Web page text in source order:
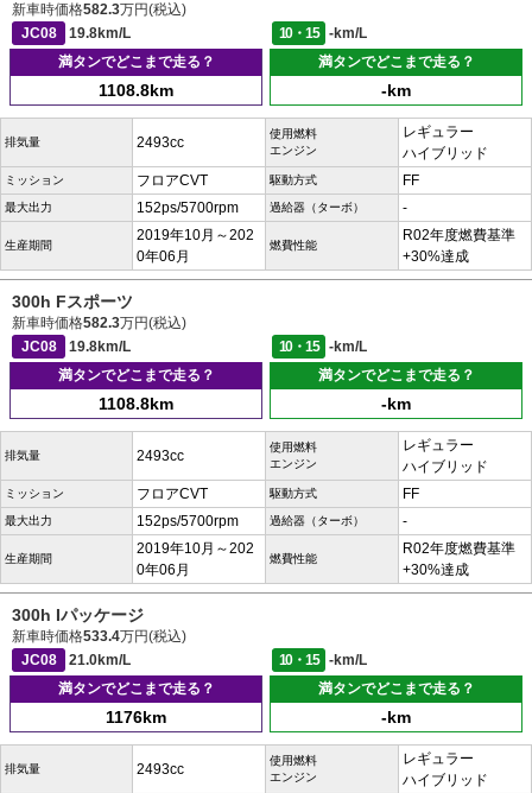
新車時価格582.3万円(税込)
JC08
19.8km/L 10・15
-km/L
満タンでどこまで走る？
1108.8km
満タンでどこまで走る？
-km
排気量 2493cc
使用燃料
エンジン
レギュラー
ハイブリッド
ミッション フロアCVT 駆動方式 FF
最大出力 152ps/5700rpm 過給器（ターボ） -
生産期間
2019年10月～202
0年06月
燃費性能
R02年度燃費基準
+30%達成
300h Fスポーツ
新車時価格582.3万円(税込)
JC08
19.8km/L 10・15
-km/L
満タンでどこまで走る？
1108.8km
満タンでどこまで走る？
-km
排気量 2493cc
使用燃料
エンジン
レギュラー
ハイブリッド
ミッション フロアCVT 駆動方式 FF
最大出力 152ps/5700rpm 過給器（ターボ） -
生産期間
2019年10月～202
0年06月
燃費性能
R02年度燃費基準
+30%達成
300h Iパッケージ
新車時価格533.4万円(税込)
JC08
21.0km/L 10・15
-km/L
満タンでどこまで走る？
1176km
満タンでどこまで走る？
-km
排気量 2493cc
使用燃料
エンジン
レギュラー
ハイブリッド